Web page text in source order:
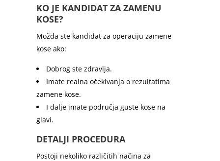
KO JE KANDIDAT ZA ZAMENU
KOSE?
Možda ste kandidat za operaciju zamene
kose ako:
Dobrog ste zdravlja.
Imate realna očekivanja o rezultatima
zamene kose.
I dalje imate područja guste kose na
glavi.
DETALJI PROCEDURA
Postoji nekoliko različitih načina za